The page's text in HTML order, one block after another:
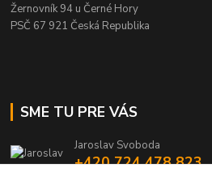
Žernovník 94 u Černé Hory
PSČ 67 921 Česká Republika
SME TU PRE VÁS
Jaroslav Svoboda
+420 724 478 823